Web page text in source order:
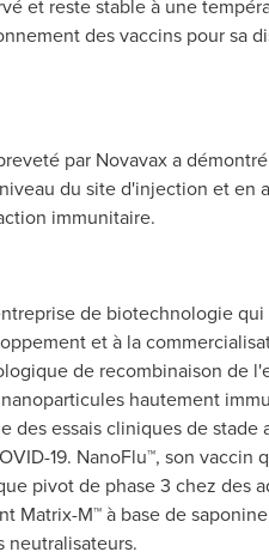
et reste stable à une
des vaccins pour
par Novavax a
du site d'injection et en
immunitaire.
de biotechnologie
et à la
de recombinaison de
hautement
des essais cliniques de
19. NanoFlu™, son
pivot de phase 3 chez des
Matrix-M™ à base de
neutralisateurs.